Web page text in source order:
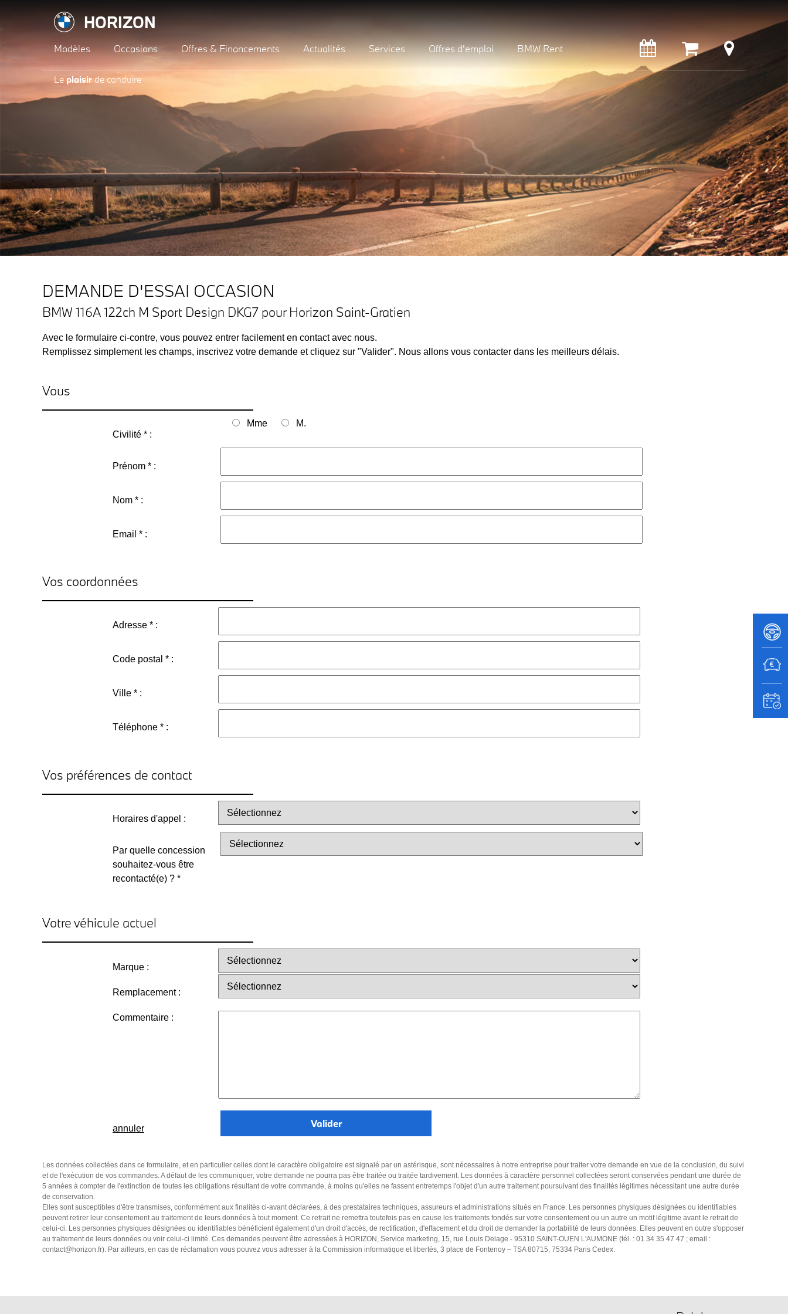
HORIZON
Modèles Occasions Offres & Financements Actualités Services Offres d'emploi BMW Rent
Le plaisir de conduire
DEMANDE D'ESSAI OCCASION
BMW 116A 122ch M Sport Design DKG7 pour Horizon Saint-Gratien
Avec le formulaire ci-contre, vous pouvez entrer facilement en contact avec nous.
Remplissez simplement les champs, inscrivez votre demande et cliquez sur "Valider". Nous allons vous contacter dans les meilleurs délais.
Vous
Civilité * :
Mme M.
Prénom * :
Nom * :
Email * :
Vos coordonnées
Adresse * :
Code postal * :
Ville * :
Téléphone * :
Vos préférences de contact
Horaires d'appel :
Par quelle concession
souhaitez-vous être
recontacté(e) ? *
Votre véhicule actuel
Marque :
Remplacement :
Commentaire :
annuler
Les données collectées dans ce formulaire, et en particulier celles dont le caractère obligatoire est signalé par un astérisque, sont nécessaires à notre entreprise pour traiter votre demande en vue de la conclusion, du suivi
et de l'exécution de vos commandes. A défaut de les communiquer, votre demande ne pourra pas être traitée ou traitée tardivement. Les données à caractère personnel collectées seront conservées pendant une durée de
5 années à compter de l'extinction de toutes les obligations résultant de votre commande, à moins qu'elles ne fassent entretemps l'objet d'un autre traitement poursuivant des finalités légitimes nécessitant une autre durée
de conservation.
Elles sont susceptibles d'être transmises, conformément aux finalités ci-avant déclarées, à des prestataires techniques, assureurs et administrations situés en France. Les personnes physiques désignées ou identifiables
peuvent retirer leur consentement au traitement de leurs données à tout moment. Ce retrait ne remettra toutefois pas en cause les traitements fondés sur votre consentement ou un autre un motif légitime avant le retrait de
celui-ci. Les personnes physiques désignées ou identifiables bénéficient également d'un droit d'accès, de rectification, d'effacement et du droit de demander la portabilité de leurs données. Elles peuvent en outre s'opposer
au traitement de leurs données ou voir celui-ci limité. Ces demandes peuvent être adressées à HORIZON, Service marketing, 15, rue Louis Delage - 95310 SAINT-OUEN L'AUMONE (tél. : 01 34 35 47 47 ; email :
contact@horizon.fr). Par ailleurs, en cas de réclamation vous pouvez vous adresser à la Commission informatique et libertés, 3 place de Fontenoy – TSA 80715, 75334 Paris Cedex.